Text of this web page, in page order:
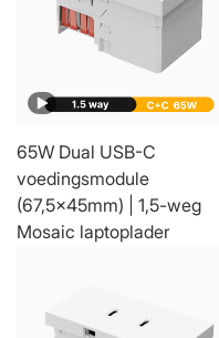
65W Dual USB-C
voedingsmodule
(67,5x45mm) | 1,5-weg
Mosaic laptoplader